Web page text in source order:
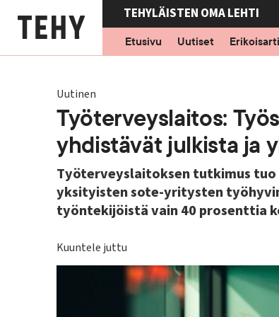
pääsisältöön
TEHYLÄISTEN OMA LEHTI
Etusivu
Uutiset
Uutinen
Työterveyslaitos:
yhdistävät julkista ja
Työterveyslaitoksen tutkimus
yksityisten sote-yritysten
työntekijöistä vain 40 prosenttia
Kuuntele juttu